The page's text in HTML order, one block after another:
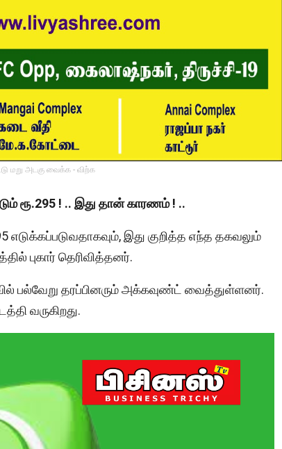
மறு அடகு வைக்க - விற்க
ரூ.295 ! .. இது தான் காரணம் ! ..
எடுக்கப்படுவதாகவும், இது குறித்த எந்த தகவலும்
புகார் தெரிவித்தனர்.
பல்வேறு தரப்பினரும் அக்கவுண்ட் வைத்துள்ளனர்.
வருகிறது.